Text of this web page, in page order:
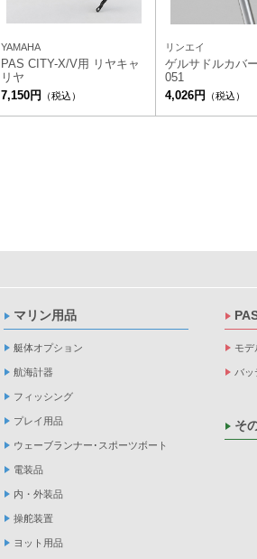
YAMAHA
PAS CITY-X/V用 リヤキャ
リヤ
7,150円
（税込）
リンエイ
ゲルサドルカバ
051
4,026円
（税込）
マリン用品
艇体オプション
航海計器
フィッシング
プレイ用品
ウェーブランナー･スポーツボート
電装品
内・外装品
操舵装置
ヨット用品
モデ
バッ
そ